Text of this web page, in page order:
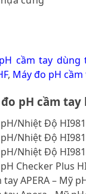
cầm tay dùng
, Máy đo pH cầm
pH cầm
Nhiệt Độ
Nhiệt Độ
Nhiệt Độ
Checker Plus
APERA – Mỹ